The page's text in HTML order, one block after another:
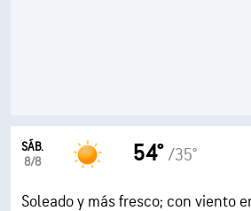
SÁB.
8/8
54° /35°
Soleado y más fresco; con viento